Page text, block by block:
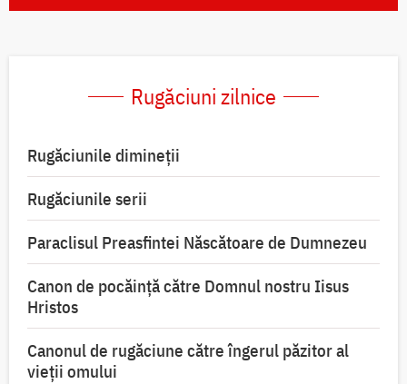
Rugăciuni zilnice
Rugăciunile dimineții
Rugăciunile serii
Paraclisul Preasfintei Născătoare de Dumnezeu
Canon de pocăință către Domnul nostru Iisus
Hristos
Canonul de rugăciune către îngerul păzitor al
vieții omului